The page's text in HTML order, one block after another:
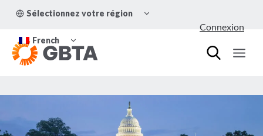
Sélectionnez votre région
LE
French
LE
MENU
ENFANT
Connexion